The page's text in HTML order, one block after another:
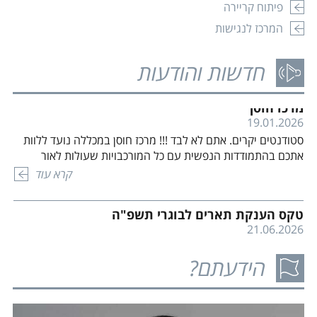
פיתוח קריירה
המרכז לנגישות
חדשות והודעות
מוגדרות על פי משך ימי השירות וקריטריונים […]
19.01.2026
סטודנטים יקרים. אתם לא לבד !!! מרכז חוסן במכללה נועד ללוות
אתכם בהתמודדות הנפשית עם כל המורכבויות שעולות לאור
טראומות מהעבר, בדידות, חרדות, הורות, זוגיות ועוד. אנחנו
מקיימים קבוצות שיח ותמיכה לצד פגישות פרטניות ופעילויות
שייכות, משמעות ובעיקר להרגיש יותר טוב. פנו […]
טקס הענקת תארים לבוגרי תשפ"ה
21.06.2026
המכללה האקדמית אשקלון מתכבדת להזמינכם לטקסי הענקת
תארים לבוגרי תואר ראשון ומוסמכי התואר. הטקסים יתקיימו
ברחבת הדשא בקמפוס המכללה. לפרטים ומיקומי הטקס לחץ כאן
קרא עוד
דרושים סטודנטים חונכים
15.07.2026
הידעתם?